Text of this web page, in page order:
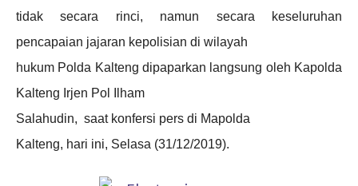
tidak secara rinci, namun secara keseluruhan
pencapaian jajaran kepolisian di wilayah
hukum Polda Kalteng dipaparkan langsung oleh Kapolda
Kalteng Irjen Pol Ilham
Salahudin, saat konfersi pers di Mapolda
Kalteng, hari ini, Selasa (31/12/2019).